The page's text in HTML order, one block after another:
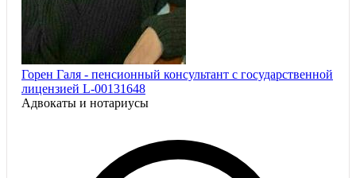
Горен Галя - пенсионный консультант с государственной
лицензией L-00131648
Адвокаты и нoтариусы